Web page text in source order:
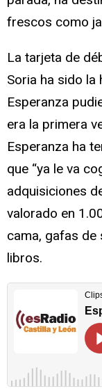
frescos como
La tarjeta de
Soria ha sido la
Esperanza
era la primera
Esperanza ha
que “ya le va
adquisiciones
valorado en
cama, gafas de
libros.